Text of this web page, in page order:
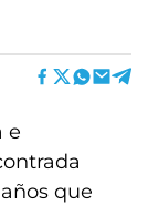
e
que